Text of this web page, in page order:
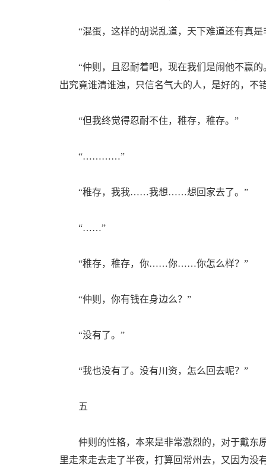
“混蛋，这样的胡说乱道，天下难道还有真是
“仲则，且忍耐着吧，现在我们是闹他不赢的
出究竟谁清谁浊，只信名气大的人，是好的，不
“但我终觉得忍耐不住，稚存，稚存。”
“…………”
“稚存，我我……我想……想回家去了。”
“……”
“稚存，稚存，你……你……你怎么样？”
“仲则，你有钱在身边么？”
“没有了。”
“我也没有了。没有川资，怎么回去呢？”
五
仲则的性格，本来是非常激烈的，对于戴东
里走来走去走了半夜，打算回常州去，又因为没